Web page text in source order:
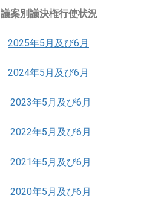
議案別議決権行使状況
2025年5月及び6月
2024年5月及び6月
2023年5月及び6月
2022年5月及び6月
2021年5月及び6月
2020年5月及び6月